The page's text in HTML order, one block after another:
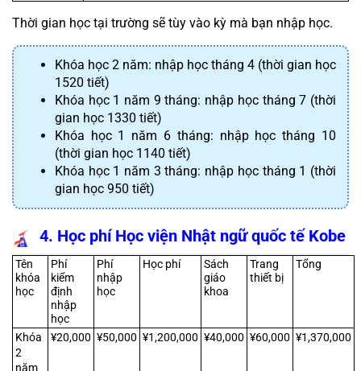
Thời gian học tại trường sẽ tùy vào kỳ mà bạn nhập học.
Khóa học 2 năm: nhập học tháng 4 (thời gian học
1520 tiết)
Khóa học 1 năm 9 tháng: nhập học tháng 7 (thời
gian học 1330 tiết)
Khóa học 1 năm 6 tháng: nhập học tháng 10
(thời gian học 1140 tiết)
Khóa học 1 năm 3 tháng: nhập học tháng 1 (thời
gian học 950 tiết)
4. Học phí Học viện Nhật ngữ quốc tế Kobe
Tên
khóa
học
Phí
kiểm
định
nhập
học
Phí
nhập
học
Học phí
Sách
giáo
khoa
Trang
thiết bị
Tổng
Khóa
2
¥20,000 ¥50,000 ¥1,200,000 ¥40,000 ¥60,000 ¥1,370,000